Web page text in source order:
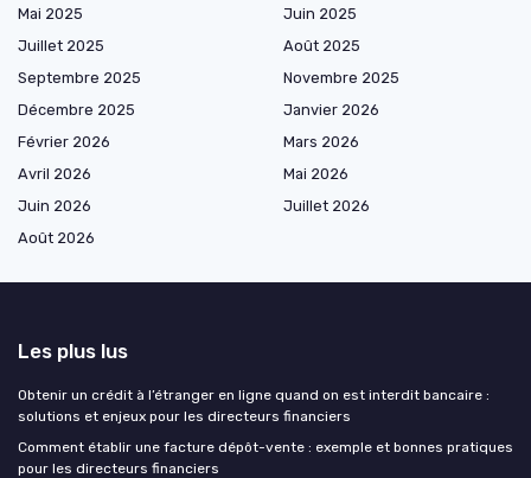
Mai 2025
Juin 2025
Juillet 2025
Août 2025
Septembre 2025
Novembre 2025
Décembre 2025
Janvier 2026
Février 2026
Mars 2026
Avril 2026
Mai 2026
Juin 2026
Juillet 2026
Août 2026
Les plus lus
Obtenir un crédit à l’étranger en ligne quand on est interdit bancaire :
solutions et enjeux pour les directeurs financiers
Comment établir une facture dépôt-vente : exemple et bonnes pratiques
pour les directeurs financiers